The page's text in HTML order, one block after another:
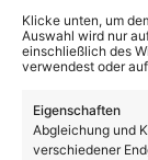
Klicke unten, um
Auswahl wird nur
einschließlich des
verwendest oder
Eigenschaften
Abgleichung und
verschiedener